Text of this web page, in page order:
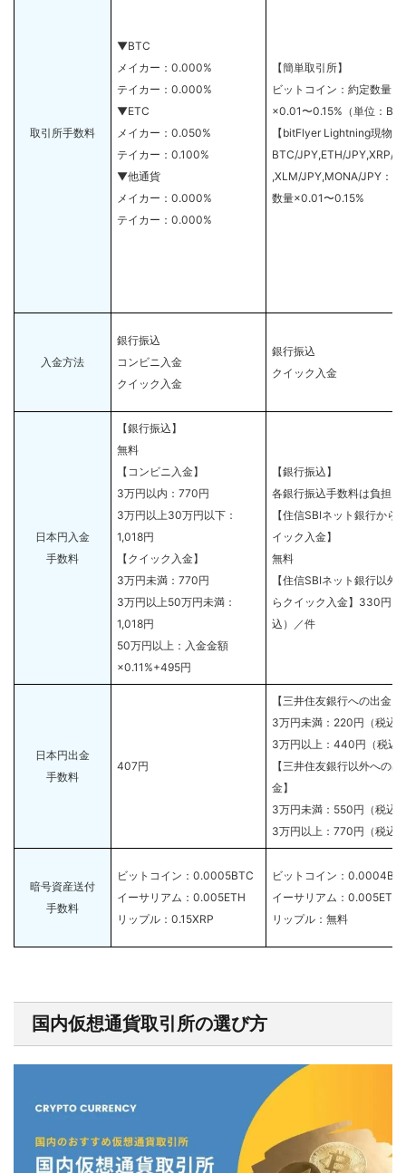
取引所手数料
▼BTC
メイカー：0.000%
テイカー：0.000%
▼ETC
メイカー：0.050%
テイカー：0.100%
▼他通貨
メイカー：0.000%
テイカー：0.000%
【簡単取引所】
ビットコイン：約定数量
×0.01〜0.15%（単位：
【bitFlyer Lightning現物】
BTC/JPY,ETH/JPY,XRP/
,XLM/JPY,MONA/JPY：約
数量×0.01〜0.15%
入金方法
銀行振込
コンビニ入金
クイック入金
銀行振込
クイック入金
日本円入金
手数料
【銀行振込】
無料
【コンビニ入金】
3万円以内：770円
3万円以上30万円以下：
1,018円
【クイック入金】
3万円未満：770円
3万円以上50万円未満：
1,018円
50万円以上：入金金額
×0.11%+495円
【銀行振込】
各銀行振込手数料は負担
【住信SBIネット銀行から
イック入金】
無料
【住信SBIネット銀行以外
らクイック入金】330円（
込）／件
日本円出金
手数料
407円
【三井住友銀行への出金】
3万円未満：220円（税込
3万円以上：440円（税込
【三井住友銀行以外への出
金】
3万円未満：550円（税込
3万円以上：770円（税込
暗号資産送付
手数料
ビットコイン：0.0005BTC
イーサリアム：0.005ETH
リップル：0.15XRP
ビットコイン：
イーサリアム：0.005ETH
リップル：無料
国内仮想通貨取引所の選び方